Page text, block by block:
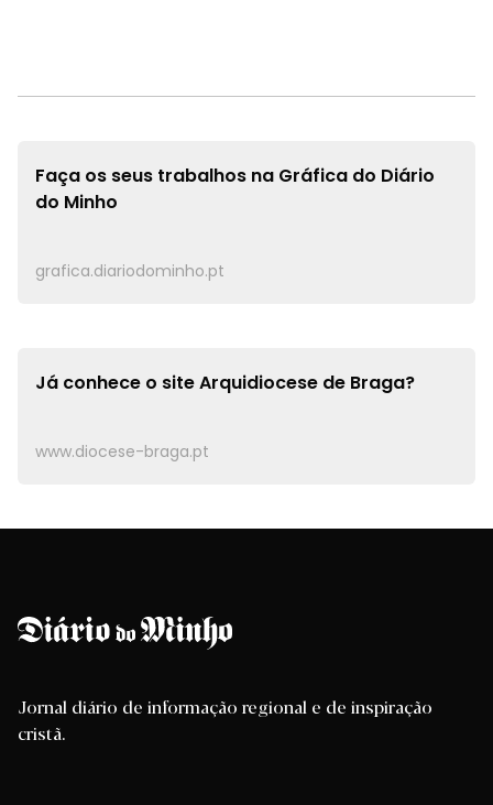
Faça os seus trabalhos na Gráfica do Diário
do Minho
grafica.diariodominho.pt
Já conhece o siteArquidiocese de Braga?
www.diocese-braga.pt
Jornal diário de informação regional e de inspiração
cristã.